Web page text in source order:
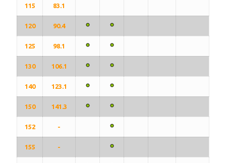
115 83.1
120 90.4
125 98.1
130 106.1
140 123.1
150 141.3
152 -
155 -